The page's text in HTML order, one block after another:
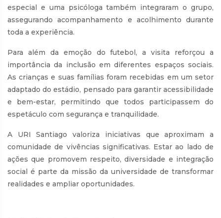
especial e uma psicóloga também integraram o grupo,
assegurando acompanhamento e acolhimento durante
toda a experiência.
Para além da emoção do futebol, a visita reforçou a
importância da inclusão em diferentes espaços sociais.
As crianças e suas famílias foram recebidas em um setor
adaptado do estádio, pensado para garantir acessibilidade
e bem-estar, permitindo que todos participassem do
espetáculo com segurança e tranquilidade.
A URI Santiago valoriza iniciativas que aproximam a
comunidade de vivências significativas. Estar ao lado de
ações que promovem respeito, diversidade e integração
social é parte da missão da universidade de transformar
realidades e ampliar oportunidades.